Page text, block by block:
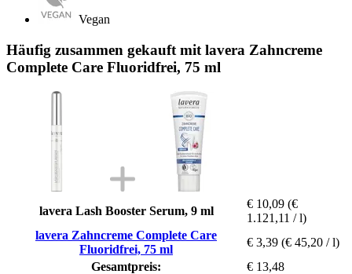
Vegan
Häufig zusammen gekauft mit lavera Zahncreme
Complete Care Fluoridfrei, 75 ml
lavera Lash Booster Serum, 9 ml
€ 10,09 (€
1.121,11 / l)
lavera Zahncreme Complete Care
Fluoridfrei, 75 ml
€ 3,39 (€ 45,20 / l)
Gesamtpreis:
€ 13,48